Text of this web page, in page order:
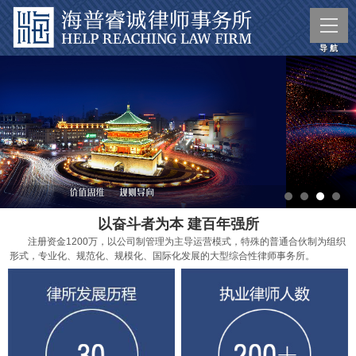
以奋斗者为本 建百年强所
注册资金1200万，以公司制管理为主导运营模式，特殊的普通合伙制为组织
形式，专业化、规范化、规模化、国际化发展的大型综合性律师事务所。